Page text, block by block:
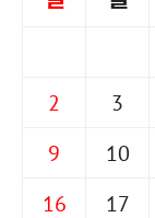
2
3
9
10
16
17